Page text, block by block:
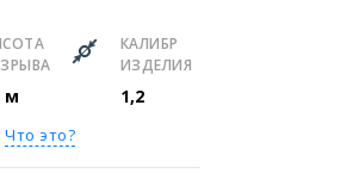
м
КАЛИБР
ИЗДЕЛИЯ
1,2
Что это?